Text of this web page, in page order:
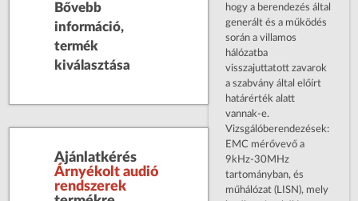
Bővebb
információ,
termék
kiválasztása
Ajánlatkérés
Árnyékolt audió
rendszerek
hogy a berendezés által
generált és a működés
során a villamos
hálózatba
visszajuttatott zavarok
a szabvány által előírt
határérték alatt
vannak-e.
Vizsgálóberendezések:
EMC mérővevő a
9kHz-30MHz
tartományban, és
műhálózat (LISN), mely